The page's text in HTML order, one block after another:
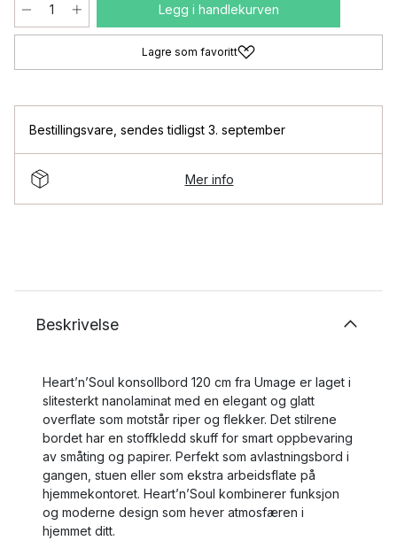
Legg i handlekurven
Lagre som favoritt
Bestillingsvare sendes tidligst 3. september
Mer info
Beskrivelse
Heart’n’Soul konsollbord 120 cm fra Umage er laget i
slitesterkt nanolaminat med en elegant og glatt
overflate som motstår riper og flekker. Det stilrene
bordet har en stoffkledd skuff for smart oppbevaring
av småting og papirer. Perfekt som avlastningsbord i
gangen, stuen eller som ekstra arbeidsflate på
hjemmekontoret. Heart’n’Soul kombinerer funksjon
og moderne design som hever atmosfæren i
hjemmet ditt.